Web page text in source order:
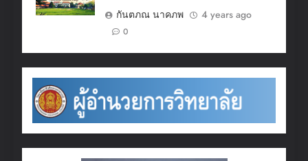
กันตภณ นาคภพ
4 years ago
0